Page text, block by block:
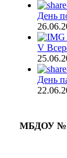
День
V
День
МБДОУ